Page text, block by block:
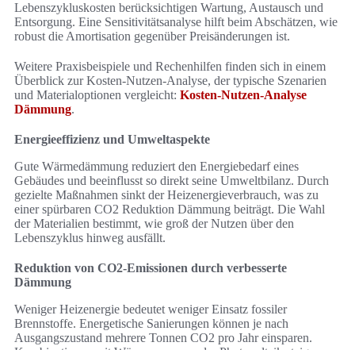
Lebenszykluskosten berücksichtigen Wartung, Austausch und
Entsorgung. Eine Sensitivitätsanalyse hilft beim Abschätzen, wie
robust die Amortisation gegenüber Preisänderungen ist.
Weitere Praxisbeispiele und Rechenhilfen finden sich in einem
Überblick zur Kosten-Nutzen-Analyse, der typische Szenarien
und Materialoptionen vergleicht: Kosten-Nutzen-Analyse
Dämmung.
Energieeffizienz und Umweltaspekte
Gute Wärmedämmung reduziert den Energiebedarf eines
Gebäudes und beeinflusst so direkt seine Umweltbilanz. Durch
gezielte Maßnahmen sinkt der Heizenergieverbrauch, was zu
einer spürbaren CO2 Reduktion Dämmung beiträgt. Die Wahl
der Materialien bestimmt, wie groß der Nutzen über den
Lebenszyklus hinweg ausfällt.
Reduktion von CO2-Emissionen durch verbesserte
Dämmung
Weniger Heizenergie bedeutet weniger Einsatz fossiler
Brennstoffe. Energetische Sanierungen können je nach
Ausgangszustand mehrere Tonnen CO2 pro Jahr einsparen.